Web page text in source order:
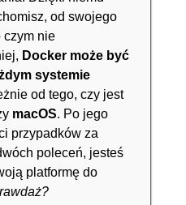
od swojego
czym nie
Docker może być
systemie
od tego, czy jest
macOS. Po jego
przypadków za
poleceń, jesteś
platformę do